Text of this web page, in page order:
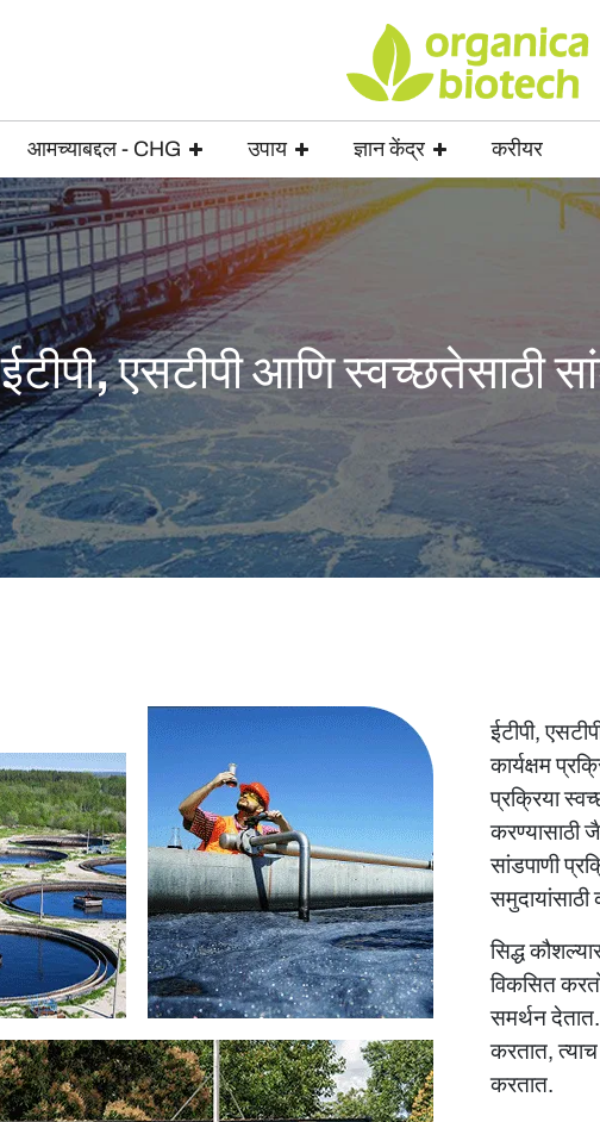
आमच्याबद्दल - CHG उपाय ज्ञान केंद्र करीयर
ईटीपी, एसटीपी आणि स्वच्छतेसाठी
ईटीपी,
कार्यक्षम
प्रक्रिया
करण्यासाठी
सांडपाणी
सिद्ध
विकसित
समर्थन
करतात,
करतात.